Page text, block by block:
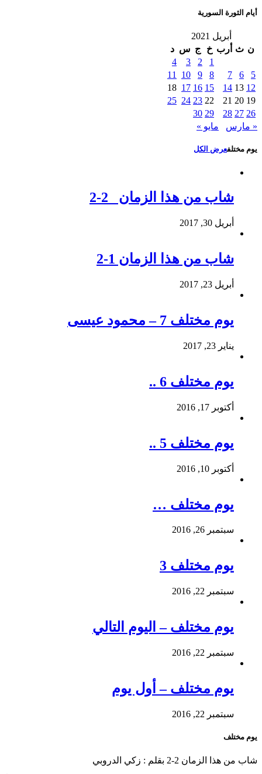
أيام الثورة السورية
أبريل 2021
ن ث أرب خ ج س د
1
2
3
4
5
6
7
8
9
10
11
12
13
14
15
16
17
18
19
20
21
22
23
24
25
26
27
28
29
30
« مارس
مايو »
يوم مختلفعرض الكل
شاب من هذا الزمان 2-2
أبريل 30, 2017
شاب من هذا الزمان 1-2
أبريل 23, 2017
يوم مختلف 7 – محمود عيسى
يناير 23, 2017
يوم مختلف 6 ..
أكتوبر 17, 2016
يوم مختلف 5 ..
أكتوبر 10, 2016
يوم مختلف …
سبتمبر 26, 2016
يوم مختلف 3
سبتمبر 22, 2016
يوم مختلف – اليوم التالي
سبتمبر 22, 2016
يوم مختلف – أول يوم
سبتمبر 22, 2016
يوم مختلف
شاب من هذا الزمان 2-2 بقلم : زكي الدروبي